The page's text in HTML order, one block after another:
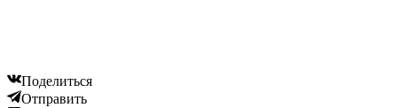
Поделиться
Отправить